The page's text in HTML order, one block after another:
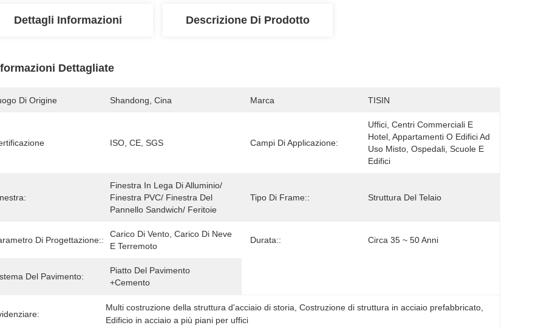
Dettagli Informazioni Descrizione Di Prodotto
Dettagliate
Di Origine Shandong, Cina Marca TISIN
ISO, CE, SGS Campi Di Applicazione:
Uffici, Centri Commerciali E
Hotel, Appartamenti O Edifici Ad
Uso Misto, Ospedali, Scuole E
Edifici
Finestra In Lega Di Alluminio/
Finestra PVC/ Finestra Del
Pannello Sandwich/ Feritoie
Tipo Di Frame:: Struttura Del Telaio
Di Progettazione::
Carico Di Vento, Carico Di Neve
E Terremoto
Durata:: Circa 35 ~ 50 Anni
Del Pavimento:
Piatto Del Pavimento
+cemento
Multi costruzione della struttura d'acciaio di storia , Costruzione di struttura in acciaio prefabbricato
Edificio in acciaio a più piani per uffici